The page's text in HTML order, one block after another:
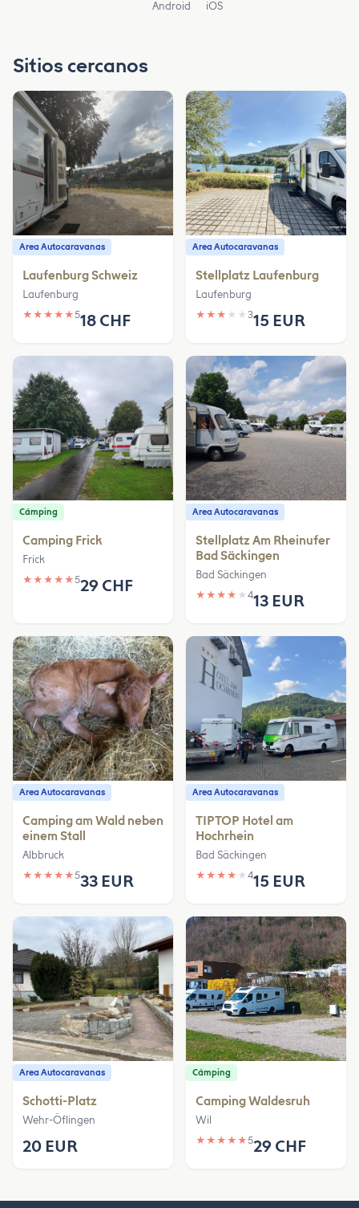
Android iOS
Sitios cercanos
Area Autocaravanas
Laufenburg Schweiz
Laufenburg
★ ★ ★ ★ ★518 CHF
Area Autocaravanas
Stellplatz Laufenburg
Laufenburg
★ ★ ★ ★ ★ 315 EUR
Cámping
Camping Frick
Frick
★ ★ ★ ★ ★529 CHF
Area Autocaravanas
Stellplatz Am Rheinufer
Bad Säckingen
Bad Säckingen
★ ★ ★ ★ ★ 413 EUR
Area Autocaravanas
Camping am Wald neben
einem Stall
Albbruck
★ ★ ★ ★ ★533 EUR
Area Autocaravanas
TIPTOP Hotel am
Hochrhein
Bad Säckingen
★ ★ ★ ★ ★ 415 EUR
Area Autocaravanas
Schotti-Platz
Wehr-Öflingen
20 EUR
Cámping
Camping Waldesruh
Wil
★ ★ ★ ★ ★529 CHF